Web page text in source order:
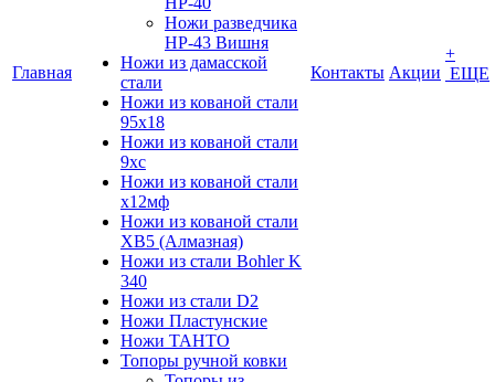
Главная
Ножи разведчика
НР-43 Вишня
Ножи из дамасской
стали
Ножи из кованой стали
95х18
Ножи из кованой стали
9хс
Ножи из кованой стали
х12мф
Ножи из кованой стали
ХВ5 (Алмазная)
Ножи из стали Bohler K
340
Ножи из стали D2
Ножи Пластунские
Ножи ТАНТО
Топоры ручной ковки
Контакты Акции
+
ЕЩЕ